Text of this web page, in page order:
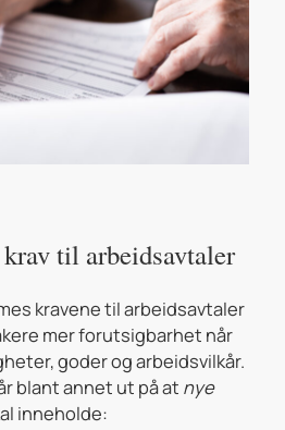
til arbeidsavtaler
kravene til arbeidsavtaler
mer forutsigbarhet når
goder og arbeidsvilkår.
blant annet ut på at nye
inneholde: